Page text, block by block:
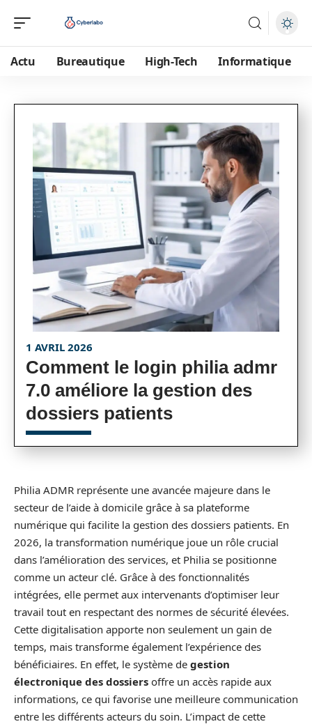
Actu Bureautique High-Tech Informatique
1 AVRIL 2026
Comment le login philia admr
7.0 améliore la gestion des
dossiers patients
Philia ADMR représente une avancée majeure dans le
secteur de l’aide à domicile grâce à sa plateforme
numérique qui facilite la gestion des dossiers patients. En
2026, la transformation numérique joue un rôle crucial
dans l’amélioration des services, et Philia se positionne
comme un acteur clé. Grâce à des fonctionnalités
intégrées, elle permet aux intervenants d’optimiser leur
travail tout en respectant des normes de sécurité élevées.
Cette digitalisation apporte non seulement un gain de
temps, mais transforme également l’expérience des
bénéficiaires. En effet, le système de gestion
électronique des dossiers offre un accès rapide aux
informations, ce qui favorise une meilleure communication
entre les différents acteurs du soin. L’impact de cette